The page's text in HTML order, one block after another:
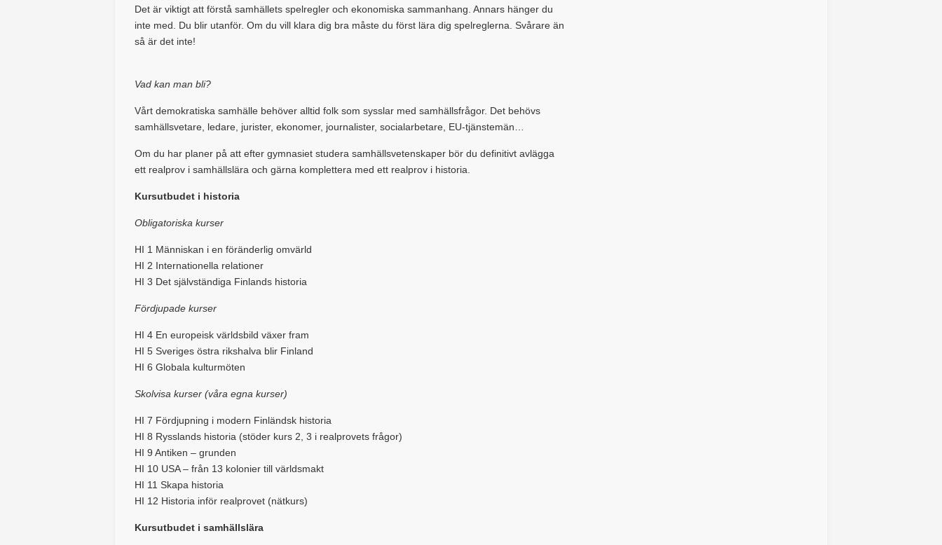
Det är viktigt att förstå samhällets spelregler och ekonomiska sammanhang. Annars hänger du
inte med. Du blir utanför. Om du vill klara dig bra måste du först lära dig spelreglerna. Svårare än
så är det inte!
Vad kan man bli?
Vårt demokratiska samhälle behöver alltid folk som sysslar med samhällsfrågor. Det behövs
samhällsvetare, ledare, jurister, ekonomer, journalister, socialarbetare, EU-tjänstemän…
Om du har planer på att efter gymnasiet studera samhällsvetenskaper bör du definitivt avlägga
ett realprov i samhällslära och gärna komplettera med ett realprov i historia.
Kursutbudet i historia
Obligatoriska kurser
HI 1 Människan i en föränderlig omvärld
HI 2 Internationella relationer
HI 3 Det självständiga Finlands historia
Fördjupade kurser
HI 4 En europeisk världsbild växer fram
HI 5 Sveriges östra rikshalva blir Finland
HI 6 Globala kulturmöten
Skolvisa kurser (våra egna kurser)
HI 7 Fördjupning i modern Finländsk historia
HI 8 Rysslands historia (stöder kurs 2, 3 i realprovets frågor)
HI 9 Antiken – grunden
HI 10 USA – från 13 kolonier till världsmakt
HI 11 Skapa historia
HI 12 Historia inför realprovet (nätkurs)
Kursutbudet i samhällslära